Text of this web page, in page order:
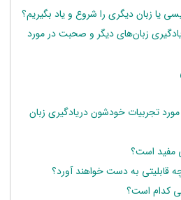
یا زبان دیگری را شروع و یاد بگیریم؟
زبان‌های دیگر و صحبت در مورد
تجربیات خودشون دریادگیری زبان
مفید است؟
قابلیتی به دست خواهند آورد؟
کدام است؟